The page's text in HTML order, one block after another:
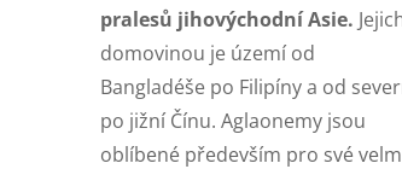
pralesů jihovýchodní Asie.
domovinou je území od
Bangladéše po Filipíny a od
po jižní Čínu. Aglaonemy jsou
oblíbené především pro své